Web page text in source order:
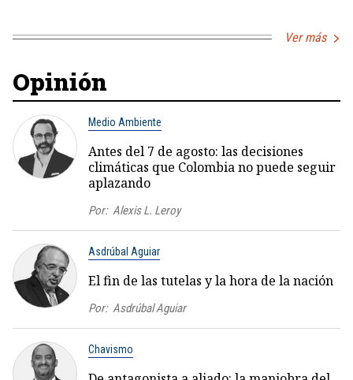
Ver más
Opinión
Medio Ambiente
Antes del 7 de agosto: las decisiones
climáticas que Colombia no puede seguir
aplazando
Por: Alexis L. Leroy
Asdrúbal Aguiar
El fin de las tutelas y la hora de la nación
Por: Asdrúbal Aguiar
Chavismo